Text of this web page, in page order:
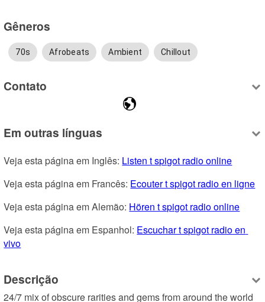
Gêneros
70s Afrobeats Ambient Chillout
Contato
Em outras línguas
Veja esta página em Inglês: Listen t spigot radio online
Veja esta página em Francês: Ecouter t spigot radio en ligne
Veja esta página em Alemão: Hören t spigot radio online
Veja esta página em Espanhol: Escuchar t spigot radio en
vivo
Descrição
24/7 mix of obscure rarities and gems from around the world